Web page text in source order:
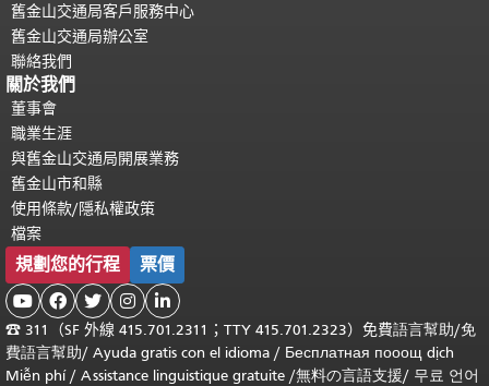
舊金山交通局客戶服務中心
舊金山交通局辦公室
聯絡我們
關於我們
董事會
職業生涯
與舊金山交通局開展業務
舊金山市和縣
使用條款/隱私權政策
檔案
規劃您的行程 票價
    
☎ 311（SF 外線 415.701.2311；TTY 415.701.2323）免費語言幫助/免
費語言幫助/ Ayuda gratis con el idioma / Бесплатная пооощ dịch
Miễn phí/ Assistance linguistique gratuite /無料の言語支援/ 무료 언어